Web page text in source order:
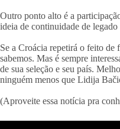
Outro ponto alto é a
ideia de continuidade de legado
Se a Croácia repetirá o feito de
sabemos. Mas é sempre
de sua seleção e seu país.
ninguém menos que Lidija
(Aproveite essa notícia pra